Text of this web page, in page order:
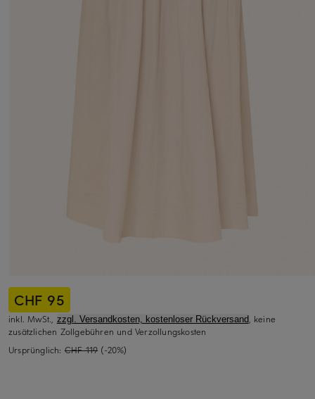
CHF 95
inkl. MwSt., zzgl. Versandkosten, kostenloser Rückversand, keine
zusätzlichen Zollgebühren und Verzollungskosten
Ursprünglich: CHF 119 (-20%)